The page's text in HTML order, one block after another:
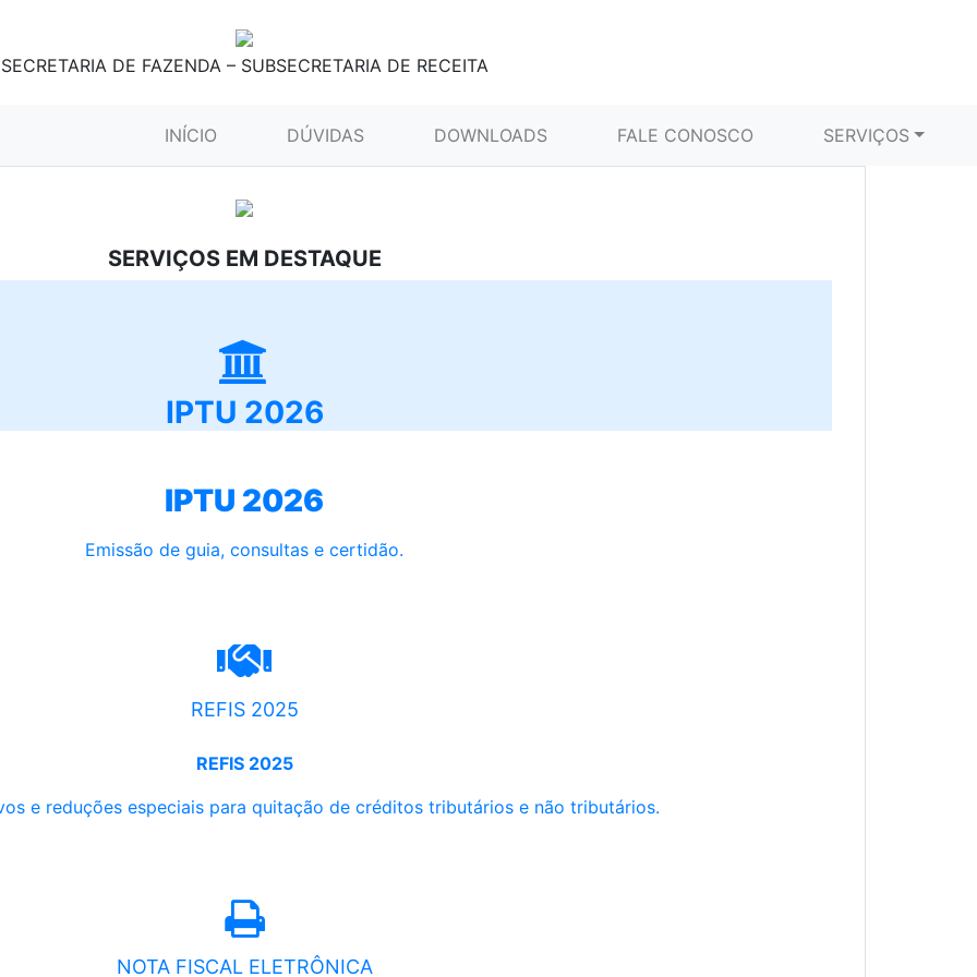
SECRETARIA DE FAZENDA – SUBSECRETARIA DE RECEITA
INÍCIO (CURRENT)DÚVIDAS DOWNLOADS FALE CONOSCO SERVIÇOS
SERVIÇOS EM DESTAQUE
IPTU 2026
IPTU 2026
Emissão de guia, consultas e certidão.
REFIS 2025
REFIS 2025
e reduções especiais para quitação de créditos tributários e não tributários.
NOTA FISCAL ELETRÔNICA